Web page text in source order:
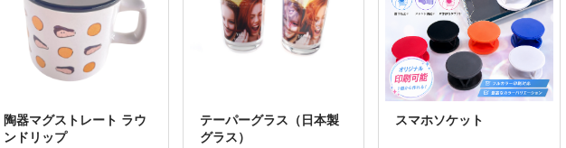
陶器マグストレート ラウ
ンドリップ
テーパーグラス（日本製
グラス）
スマホソケット